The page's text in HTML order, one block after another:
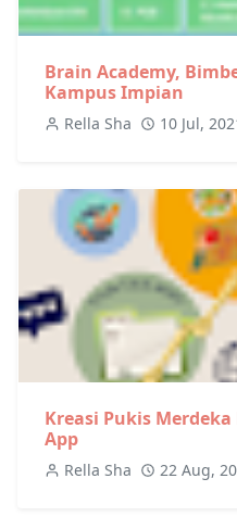
Brain Academy,
Kampus Impian
Rella Sha 10 Jul,
Kreasi Pukis
App
Rella Sha 22 Aug,